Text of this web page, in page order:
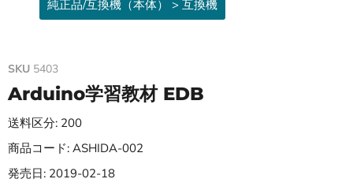
純正品/互換機（本体） > 互換機
SKU 5403
Arduino学習教材 EDB
送料区分: 200
商品コード: ASHIDA-002
発売日: 2019-02-18